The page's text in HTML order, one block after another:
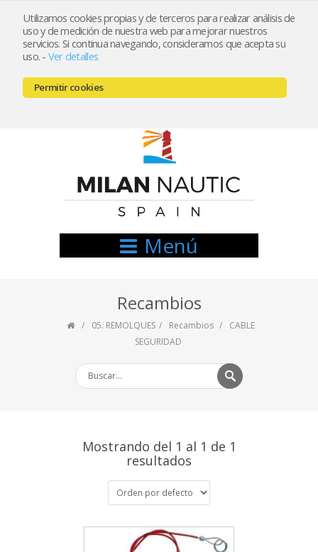
Utilizamos cookies propias y de terceros para realizar análisis de
uso y de medición de nuestra web para mejorar nuestros
servicios. Si continua navegando, consideramos que acepta su
uso. - Ver detalles
Permitir cookies
Registrarse Mi cuenta
666521122 // 654999333
Menú
Recambios
05. REMOLQUES Recambios
CABLE
SEGURIDAD
Mostrando del 1 al 1 de 1
resultados